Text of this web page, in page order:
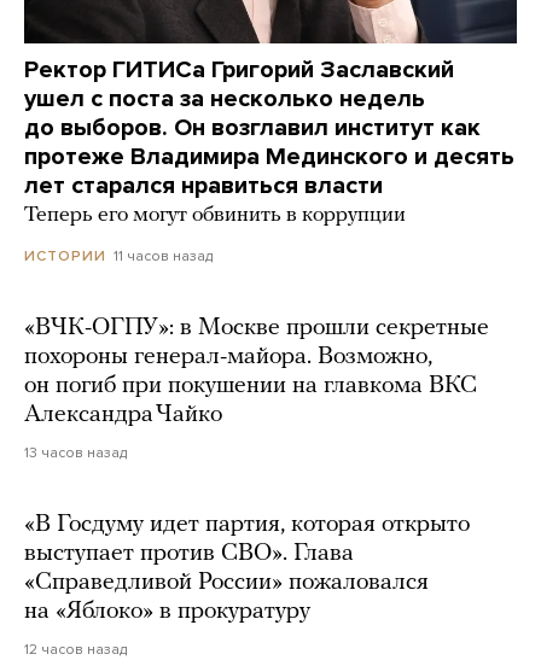
Ректор ГИТИСа Григорий Заславский
ушел с поста за несколько недель
до выборов. Он возглавил институт как
протеже Владимира Мединского и десять
лет старался нравиться власти
Теперь его могут обвинить в коррупции
ИСТОРИИ 11 часов назад
«ВЧК-ОГПУ»: в Москве прошли секретные
похороны генерал-майора. Возможно,
он погиб при покушении на главкома ВКС
Александра Чайко
13 часов назад
«В Госдуму идет партия, которая открыто
выступает против СВО». Глава
«Справедливой России» пожаловался
на «Яблоко» в прокуратуру
12 часов назад